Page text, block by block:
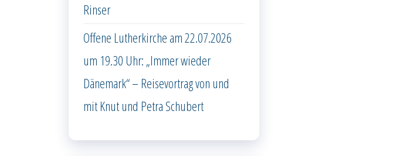
Rinser
Offene Lutherkirche am 22.07.2026
um 19.30 Uhr: „Immer wieder
Dänemark“ – Reisevortrag von und
mit Knut und Petra Schubert